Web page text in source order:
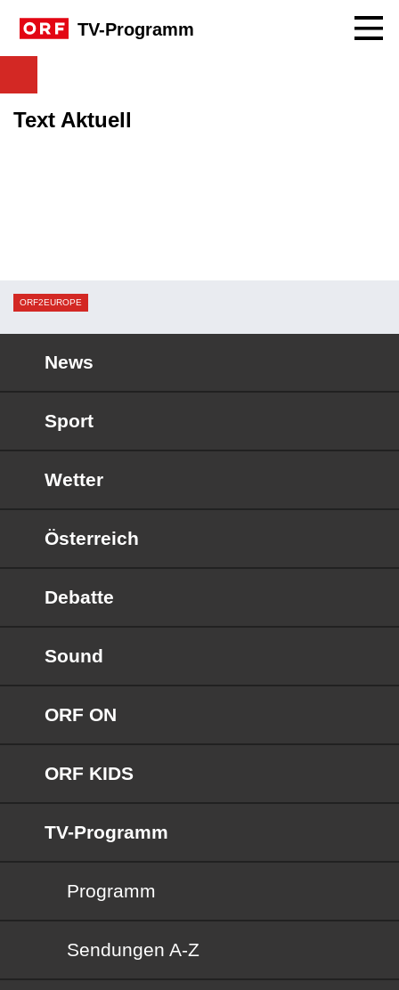
TV-Programm
Text Aktuell
ORF2EUROPE
News
Sport
Wetter
Österreich
Debatte
Sound
ORF ON
ORF KIDS
TV-Programm
Programm
Sendungen von A bis Z
Sendungen A-Z